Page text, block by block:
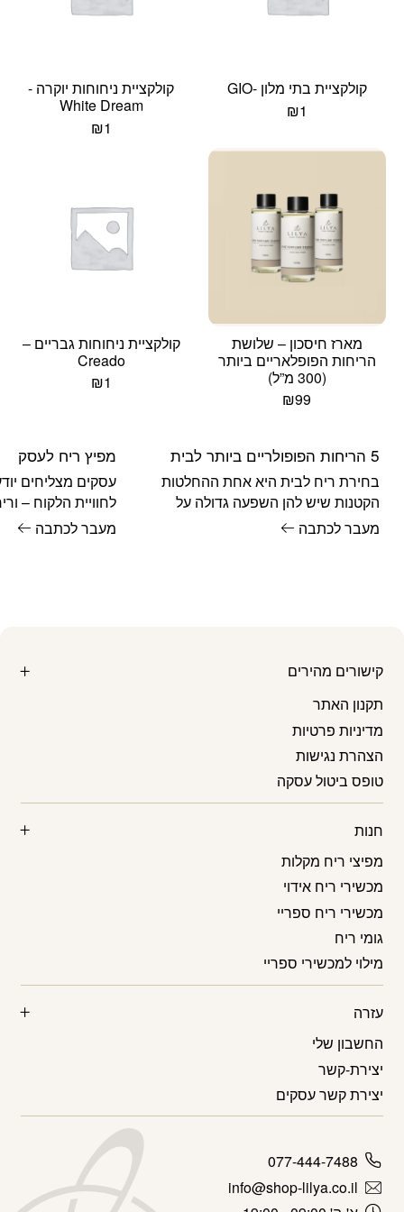
קולקציית בתי מלון -GIO
₪1
קולקציית ניחוחות יוקרה -
White Dream
₪1
מארז חיסכון – שלושת
הריחות הפופלאריים ביותר
(300 מ”ל)
₪99
קולקציית ניחוחות גבריים –
Creado
₪1
5 הריחות הפופולריים ביותר לבית
בחירת ריח לבית היא אחת ההחלטות
הקטנות שיש להן השפעה גדולה על
האווירה. הריח הנכון יכול לגרום לכל מי
מעבר לכתבה
מפיץ ריח לעסק
עסקים מצליחים
לחוויית הלקוח –
מכולם. מחקרים
מעבר לכתבה
קישורים מהירים
תקנון האתר
מדיניות פרטיות
הצהרת נגישות
טופס ביטול עסקה
חנות
מפיצי ריח מקלות
מכשירי ריח אידוי
מכשירי ריח ספריי
גומי ריח
מילוי למכשירי ספריי
עזרה
החשבון שלי
יצירת-קשר
יצירת קשר עסקים
077-444-7488
info@shop-lilya.co.il